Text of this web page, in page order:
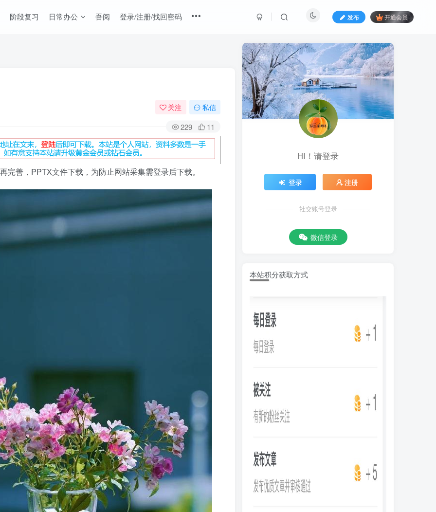
阶段复习 日常办公 吾阅 登录/注册/找回密码 发布 开通会员
关注 私信
229 11
善，PPTX文件下载，为防止网站采集需登录后下载。
HI！请登录
登录 注册
社交账号登录
微信登录
本站积分获取方式